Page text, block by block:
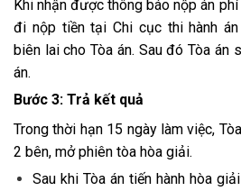
Khi nhận được thông báo nộp án
đi nộp tiền tại Chi cục thi hành
biên lai cho Tòa án. Sau đó Tòa án
án.
Bước 3: Trả kết quả
Trong thời hạn 15 ngày làm việc,
2 bên, mở phiên tòa hòa giải.
Sau khi Tòa án tiến hành hòa